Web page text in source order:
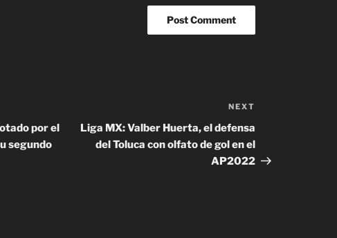
por el
segundo
NEXT
Liga MX: Valber Huerta, el defensa
del Toluca con olfato de gol en el
AP2022